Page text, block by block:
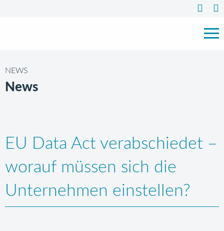
NEWS
News
EU Data Act verabschiedet –
worauf müssen sich die
Unternehmen einstellen?